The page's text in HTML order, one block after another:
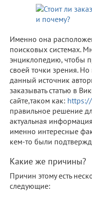
Именно она
поисковых системах.
энциклопедию, чтобы
своей точки зрения. Но
данный источник
заказывать статью в
сайте,таком как:
правильное решение
актуальная
именно интересные
кем-то были
Какие же причины?
Причин этому есть
следующие: